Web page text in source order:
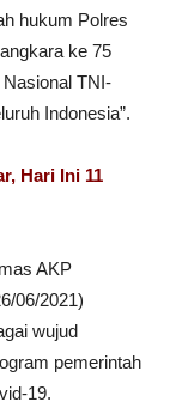
hukum Polres
ke 75
TNI-
Indonesia”.
Hari Ini 11
AKP
06/2021)
wujud
pemerintah
19.